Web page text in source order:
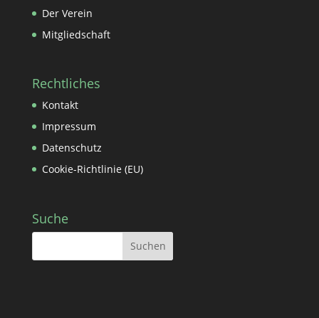
Der Verein
Mitgliedschaft
Rechtliches
Kontakt
Impressum
Datenschutz
Cookie-Richtlinie (EU)
Suche